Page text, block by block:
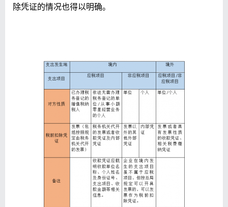
除凭证的情况也得以明确。